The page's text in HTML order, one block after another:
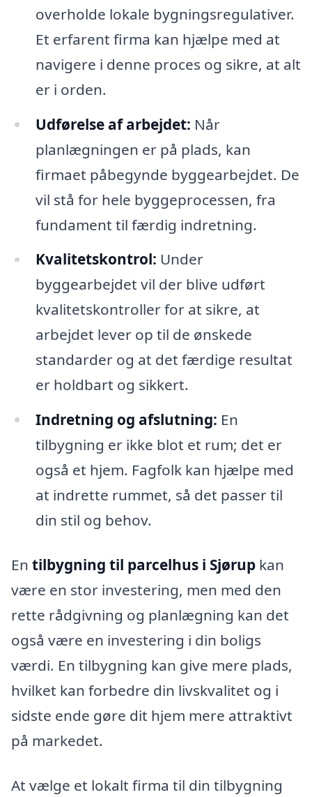
overholde lokale bygningsregulativer.
Et erfarent firma kan hjælpe med at
navigere i denne proces og sikre, at alt
er i orden.
Udførelse af arbejdet: Når
planlægningen er på plads, kan
firmaet påbegynde byggearbejdet. De
vil stå for hele byggeprocessen, fra
fundament til færdig indretning.
Kvalitetskontrol: Under
byggearbejdet vil der blive udført
kvalitetskontroller for at sikre, at
arbejdet lever op til de ønskede
standarder og at det færdige resultat
er holdbart og sikkert.
Indretning og afslutning: En
tilbygning er ikke blot et rum; det er
også et hjem. Fagfolk kan hjælpe med
at indrette rummet, så det passer til
din stil og behov.
En tilbygning til parcelhus i Sjørup kan
være en stor investering, men med den
rette rådgivning og planlægning kan det
også være en investering i din boligs
værdi. En tilbygning kan give mere plads,
hvilket kan forbedre din livskvalitet og i
sidste ende gøre dit hjem mere attraktivt
på markedet.
At vælge et lokalt firma til din tilbygning